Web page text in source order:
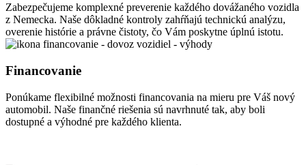
Zabezpečujeme komplexné preverenie každého dovážaného vozidla
z Nemecka. Naše dôkladné kontroly zahŕňajú technickú analýzu,
overenie histórie a právne čistoty, čo Vám poskytne úplnú istotu.
Financovanie
Ponúkame flexibilné možnosti financovania na mieru pre Váš nový
automobil. Naše finančné riešenia sú navrhnuté tak, aby boli
dostupné a výhodné pre každého klienta.